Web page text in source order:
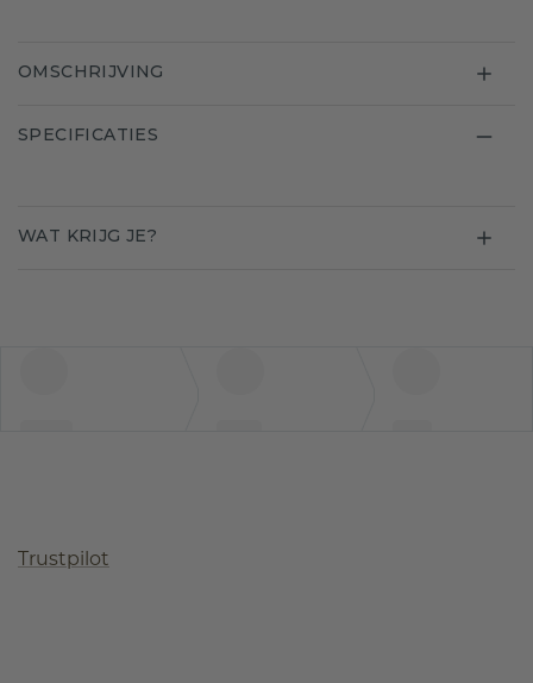
OMSCHRIJVING
SPECIFICATIES
WAT KRIJG JE?
Trustpilot